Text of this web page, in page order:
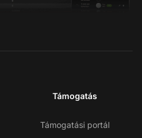
Támogatás
Támogatási portál